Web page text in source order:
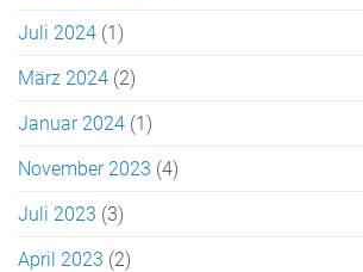
Juli 2024 (1)
März 2024 (2)
Januar 2024 (1)
November 2023 (4)
Juli 2023 (3)
April 2023 (2)